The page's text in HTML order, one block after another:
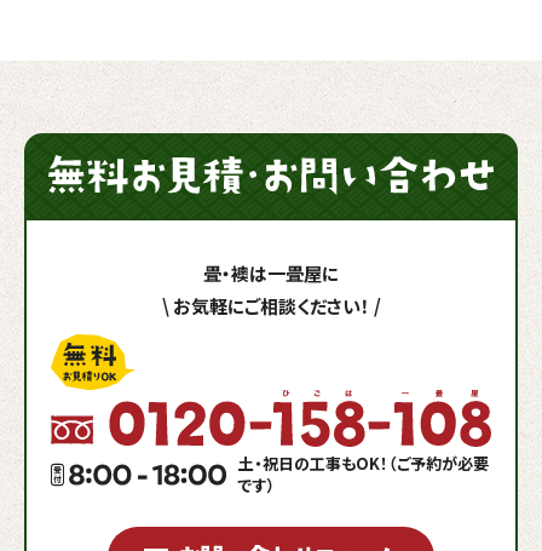
\
畳・襖は一畳屋に
お気軽にご相談ください！ /
土・祝日の工事もOK！（ご予約が必要
です）